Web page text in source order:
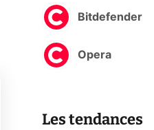
Bitdefender
Opera
Les tendances